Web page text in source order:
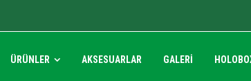
ÜRÜNLER AKSESUARLAR GALERİ